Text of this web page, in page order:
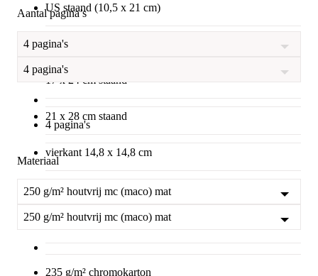
US staand (10,5 x 21 cm)
13 x 19 cm staand
17 x 24 cm staand
21 x 28 cm staand
vierkant 14,8 x 14,8 cm
vierkant 21 x 21 cm
vierkant 29,7 x 29,7 cm
Aantal pagina’s
4 pagina's
4 pagina's
4 pagina's
Materiaal
250 g/m² houtvrij mc (maco) mat
250 g/m² houtvrij mc (maco) mat
235 g/m² chromokarton